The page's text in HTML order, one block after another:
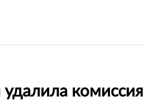
комиссия